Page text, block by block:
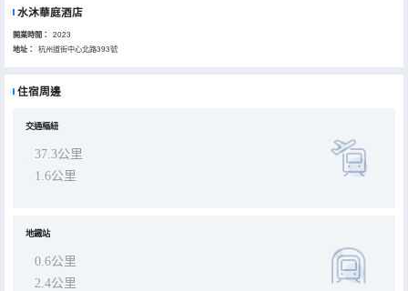
水沐華庭酒店
開業時間： 2023
地址： 杭州道街中心北路393號
住宿周邊
交通樞紐
37.3公里
1.6公里
地鐵站
0.6公里
2.4公里